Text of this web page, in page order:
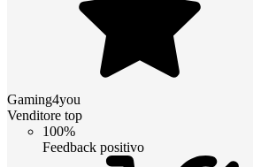
Gaming4you
Venditore top
100%
Feedback positivo